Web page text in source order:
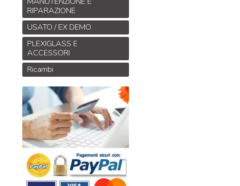
RIPARAZIONE
USATO / EX DEMO
PLEXIGLASS E
ACCESSORI
Ricambi